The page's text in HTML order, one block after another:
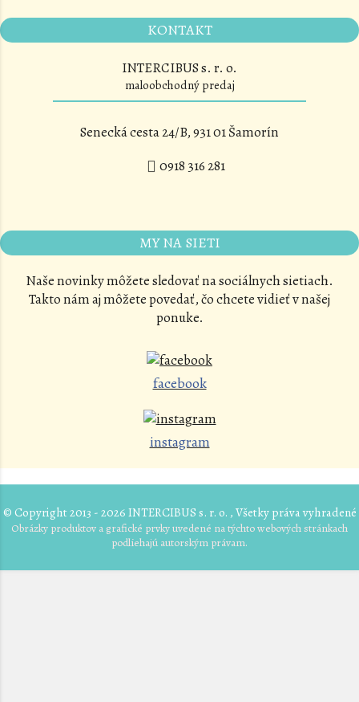
KONTAKT
INTERCIBUS s. r. o.
maloobchodný predaj
Senecká cesta 24/B, 931 01 Šamorín
0918 316 281
MY NA SIETI
Naše novinky môžete sledovať na sociálnych sietiach.
Takto nám aj môžete povedať, čo chcete vidieť v našej
ponuke.
facebook
instagram
© Copyright 2013 - 2026 INTERCIBUS s. r. o. , Všetky práva vyhradené
Obrázky produktov a grafické prvky uvedené na týchto webových stránkach
podliehajú autorským právam.